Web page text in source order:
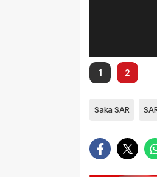
1 2
Saka SAR